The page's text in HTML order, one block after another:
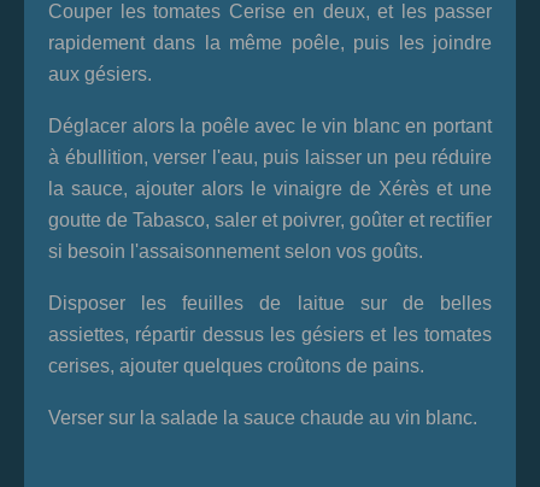
Couper les tomates Cerise en deux, et les passer
rapidement dans la même poêle, puis les joindre
aux gésiers.
Déglacer alors la poêle avec le vin blanc en portant
à ébullition, verser l'eau, puis laisser un peu réduire
la sauce, ajouter alors le vinaigre de Xérès et une
goutte de Tabasco, saler et poivrer, goûter et rectifier
si besoin l'assaisonnement selon vos goûts.
Disposer les feuilles de laitue sur de belles
assiettes, répartir dessus les gésiers et les tomates
cerises, ajouter quelques croûtons de pains.
Verser sur la salade la sauce chaude au vin blanc.